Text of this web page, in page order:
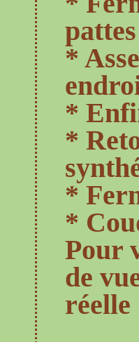
pattes
*
*
*
*
*
Pour
de
réelle